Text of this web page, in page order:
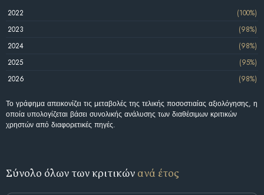
2022
(100%)
2023
(98%)
2024
(98%)
2025
(95%)
2026
(98%)
Το γράφημα απεικονίζει τις μεταβολές της τελικής ποσοστιαίας αξιολόγησης, η
οποία υπολογίζεται βάσει συνολικής ανάλυσης των διαθέσιμων κριτικών
χρηστών από διαφορετικές πηγές.
Σύνολο όλων των κριτικών ανά έτος